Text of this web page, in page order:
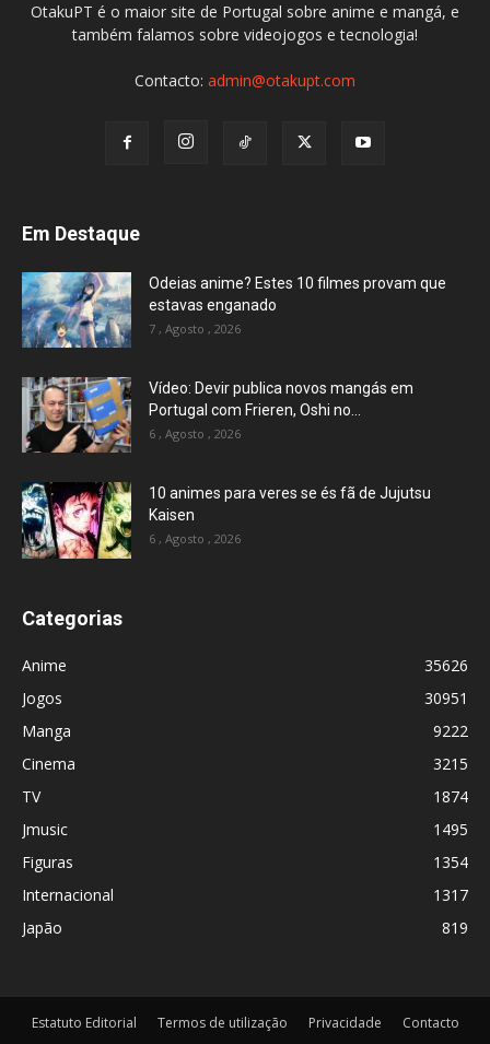
OtakuPT é o maior site de Portugal sobre anime e mangá, e
também falamos sobre videojogos e tecnologia!
Contacto: admin@otakupt.com
Em Destaque
Odeias anime? Estes 10 filmes provam que
estavas enganado
7 , Agosto , 2026
Vídeo: Devir publica novos mangás em
Portugal com Frieren, Oshi no...
6 , Agosto , 2026
10 animes para veres se és fã de Jujutsu
Kaisen
6 , Agosto , 2026
Categorias
Anime
35626
Jogos
30951
Manga
9222
Cinema
3215
TV
1874
Jmusic
1495
Figuras
1354
Internacional
1317
Japão
819
Estatuto Editorial Termos de utilização Privacidade Contacto